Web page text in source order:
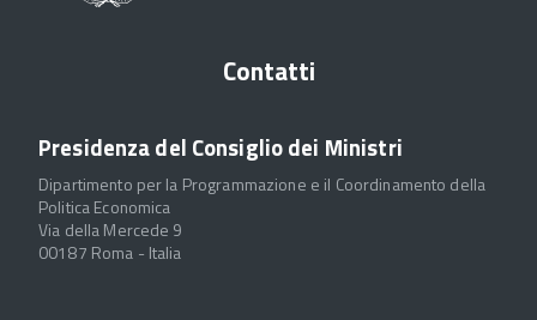
Contatti
Presidenza del Consiglio dei Ministri
Dipartimento per la Programmazione e il Coordinamento della
Politica Economica
Via della Mercede 9
00187 Roma - Italia